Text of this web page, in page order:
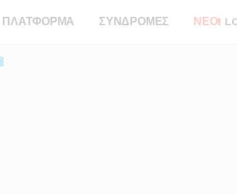
ΠΛΑΤΦΟΡΜΑ ΣΥΝΔΡΟΜΕΣ ΝΕΟ!